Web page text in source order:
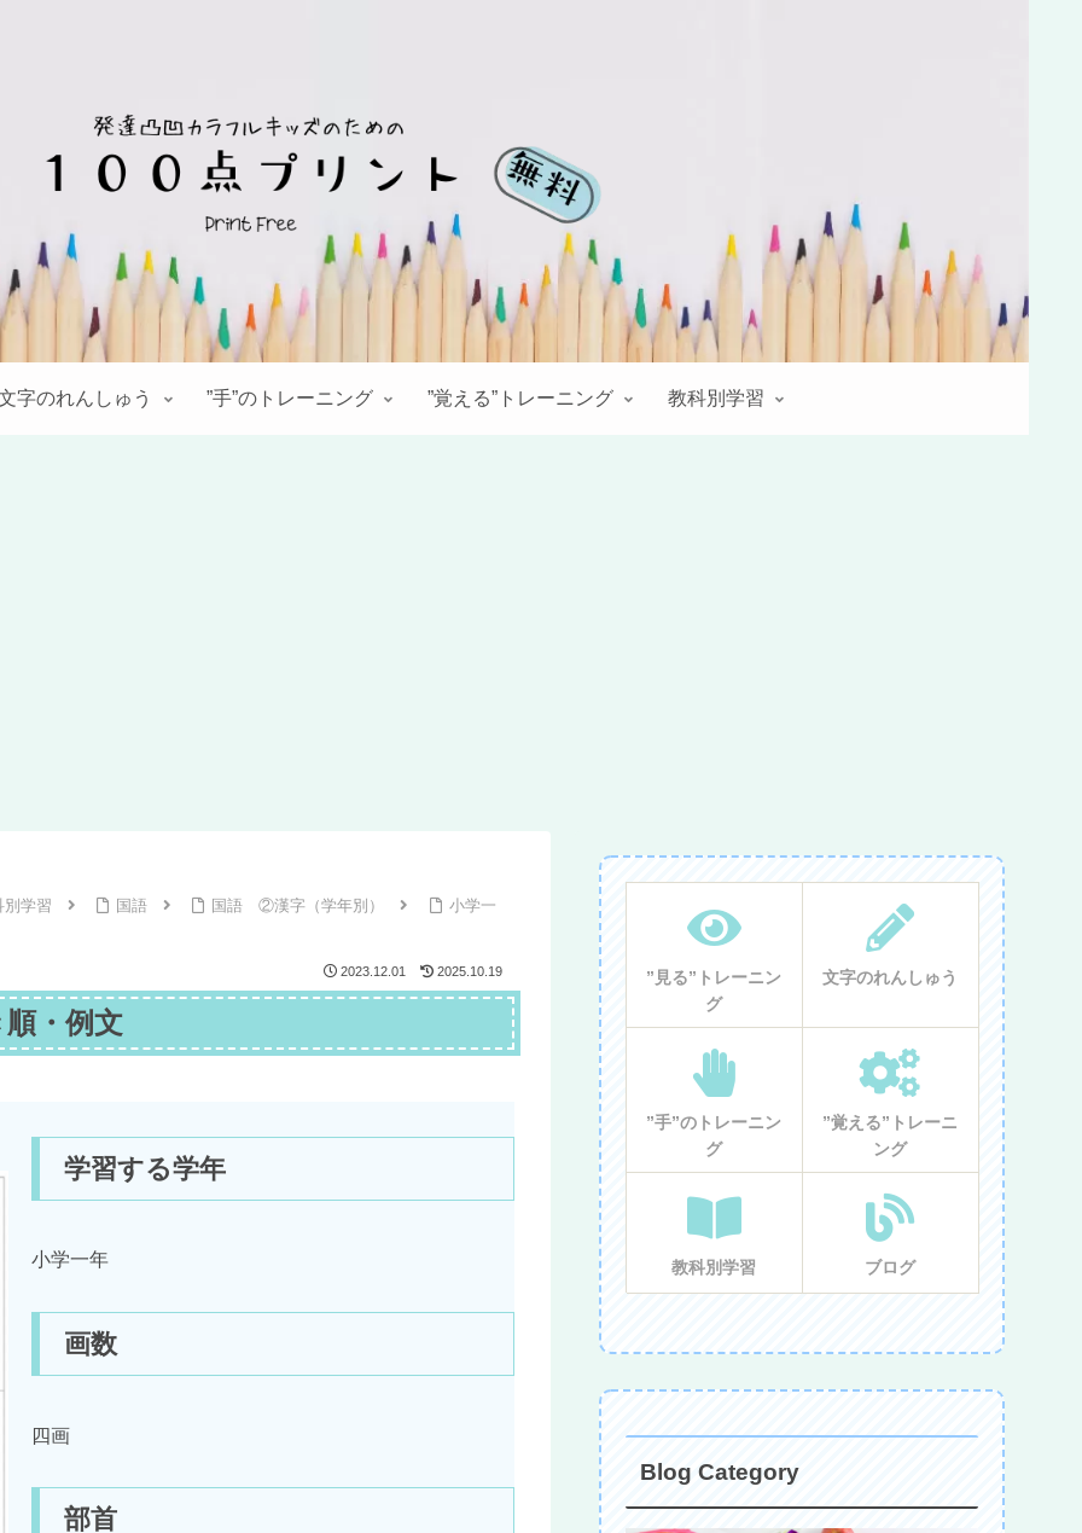
字のれんしゅう ”手”のトレーニング ”覚える”トレーニング 教科別学習
別学習 国語 国語 ②漢字（学年別） 小学一
2023.12.01 2025.10.19
・例文
学習する学年
小学一年
画数
四画
部首
”見る”トレーニン
グ
文字のれんしゅう
”手”のトレーニン
グ
”覚える”トレーニ
ング
教科別学習 ブログ
Blog Category